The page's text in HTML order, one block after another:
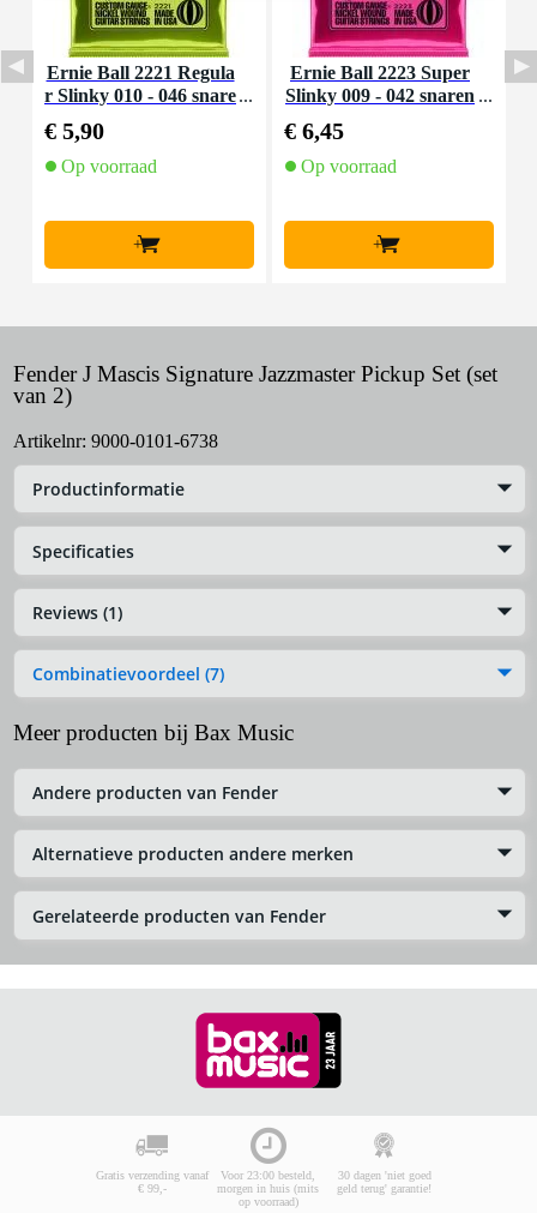
Ernie Ball 2221 Regula
r Slinky 010 - 046 snare
€ 5,90
Op voorraad
+
Ernie Ball 2223 Super
Slinky 009 - 042 snaren
€ 6,45
Op voorraad
+
Fender J Mascis Signature Jazzmaster Pickup Set (set
van 2)
Artikelnr: 9000-0101-6738
Productinformatie
Specificaties
Reviews (1)
Combinatievoordeel (7)
Meer producten bij Bax Music
Andere producten van Fender
Alternatieve producten andere merken
Gerelateerde producten van Fender
Gratis verzending vanaf
€ 99,-
Voor 23:00 besteld,
morgen in huis (mits
op voorraad)
30 dagen 'niet goed
geld terug' garantie!